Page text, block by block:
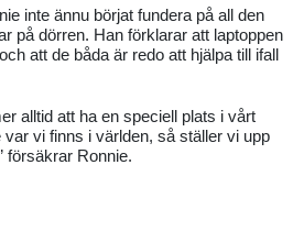
inte ännu börjat fundera på all den
på dörren. Han förklarar att laptoppen
att de båda är redo att hjälpa till ifall
alltid att ha en speciell plats i vårt
var vi finns i världen, så ställer vi upp
försäkrar Ronnie.